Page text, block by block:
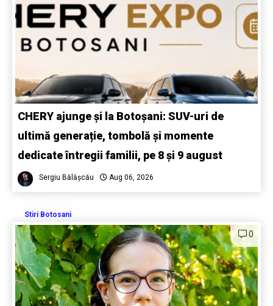
CHERY ajunge și la Botoșani: SUV-uri de
ultimă generație, tombolă și momente
dedicate întregii familii, pe 8 și 9 august
Sergiu Bălășcău Aug 06, 2026
Stiri Botosani
0